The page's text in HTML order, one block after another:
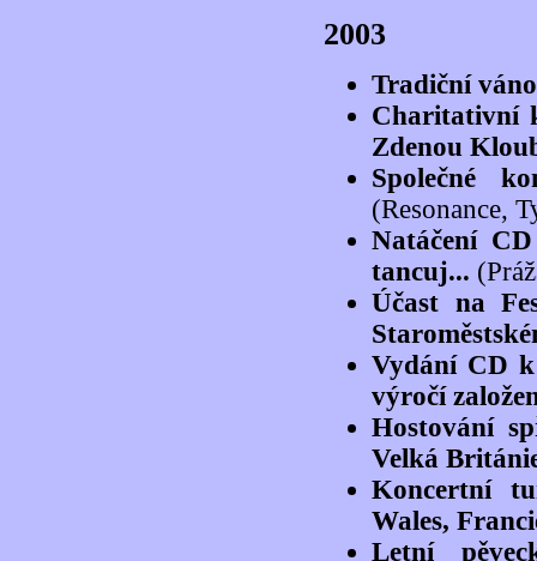
2003
Tradiční
Charitativní
Zdenou
Společné
(Resonance,
Natáčení
tancuj...
Účast na
Vydání CD k
výročí
Hostování
Velká
Koncertní
Wales,
Letní